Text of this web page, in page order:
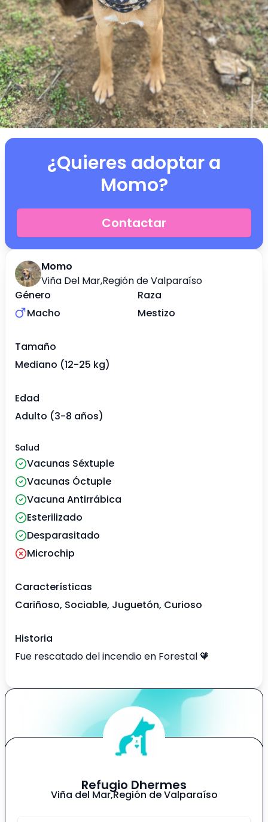
Momo
Viña Del Mar,Región de Valparaíso
Género
Macho
Raza
Mestizo
Tamaño
Mediano (12-25 kg)
Edad
Adulto (3-8 años)
Salud
Vacunas Séxtuple
Vacunas Óctuple
Vacuna Antirrábica
Esterilizado
Desparasitado
Microchip
Características
Cariñoso, Sociable, Juguetón, Curioso
Historia
Fue rescatado del incendio en Forestal 🧡
¿Quieres adoptar a
Momo?
Contactar
Refugio Dhermes
Viña del Mar,Región de Valparaíso